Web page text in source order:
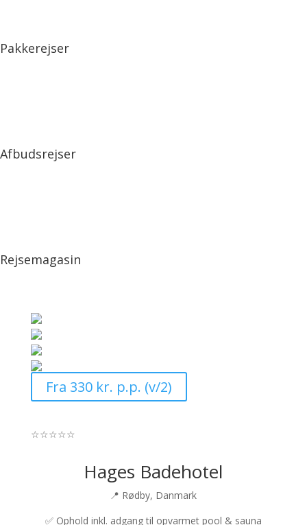
Pakkerejser
Afbudsrejser
Rejsemagasin
Fra 330 kr. p.p. (v/2)
☆☆☆☆☆
Hages Badehotel
📍 Rødby, Danmark
✅Ophold inkl. adgang til opvarmet pool & sauna